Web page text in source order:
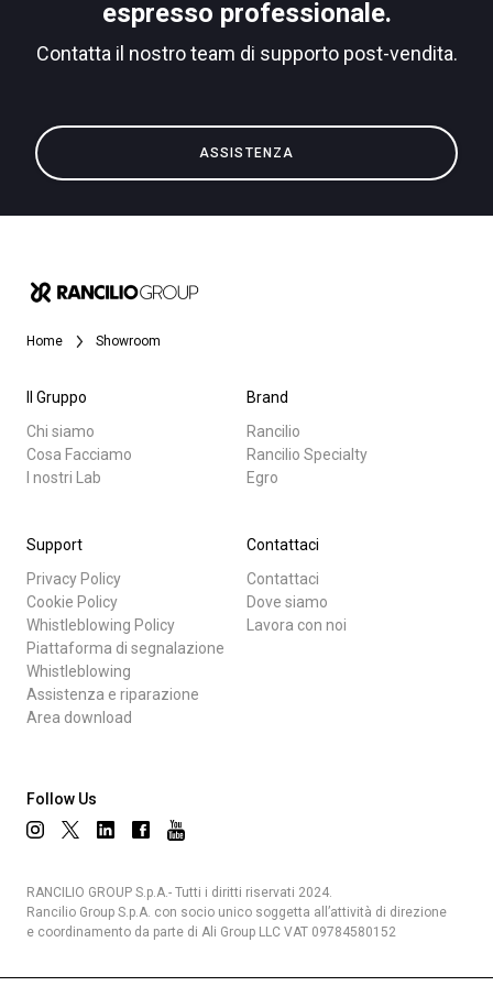
espresso professionale.
Contatta il nostro team di supporto post-vendita.
ASSISTENZA
Home Showroom
Il Gruppo
Chi siamo
Cosa Facciamo
I nostri Lab
Brand
Rancilio
Rancilio Specialty
Egro
Support
Privacy Policy
Cookie Policy
Whistleblowing Policy
Piattaforma di segnalazione
Whistleblowing
Assistenza e riparazione
Area download
Contattaci
Contattaci
Dove siamo
Lavora con noi
Follow Us
RANCILIO GROUP S.p.A.- Tutti i diritti riservati 2024.
Rancilio Group S.p.A. con socio unico soggetta all’attività di direzione
e coordinamento da parte di Ali Group LLC VAT 09784580152
Tutti
Prodotti
News
Altro